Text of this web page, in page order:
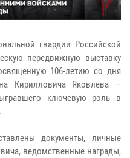
гвардии Российской
передвижную выставку
106-летию со дня
Кирилловича Яковлева –
ключевую роль в
документы, личные
ведомственные награды,